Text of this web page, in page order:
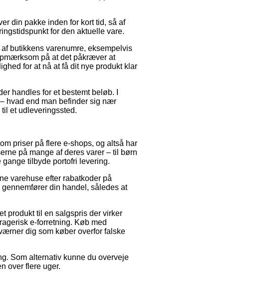
din pakke inden for kort tid, så af
for den aktuelle vare.
butikkens varenumre, eksempelvis
på at det påkræver at
for at nå at få dit nye produkt klar
handles for et bestemt beløb. I
hvad end man befinder sig nær
et udleveringssted.
priser på flere e-shops, og altså har
på mange af deres varer – til børn
tilbyde portofri levering.
varehuse efter rabatkoder på
din handel, således at
produkt til en salgspris der virker
e-forretning. Køb med
dig som køber overfor falske
Som alternativ kunne du overveje
over flere uger.